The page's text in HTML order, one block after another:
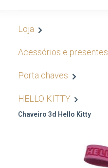
Loja
Acessórios e presentes
Porta chaves
HELLO KITTY
Chaveiro 3d Hello Kitty